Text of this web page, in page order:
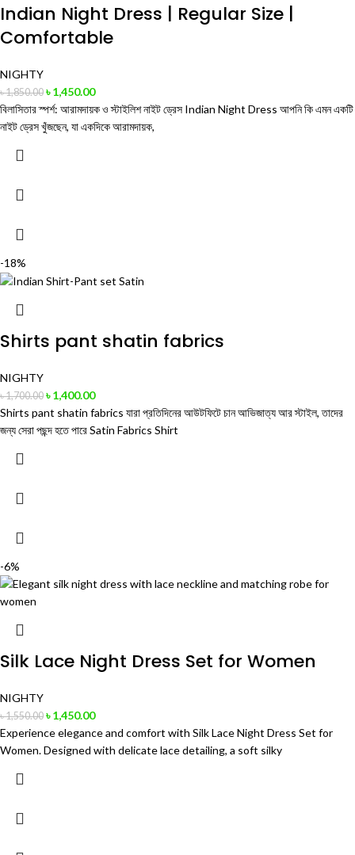
Indian Night Dress | Regular Size |
Comfortable
NIGHTY
৳1,850.00 ৳1,450.00
বিলাসিতার স্পর্শ: আরামদায়ক ও স্টাইলিশ নাইট ড্রেস Indian Night Dress আপনি কি এমন একটি
নাইট ড্রেস খুঁজছেন, যা একদিকে আরামদায়ক,
-18%
Shirts pant shatin fabrics
NIGHTY
৳1,700.00 ৳1,400.00
Shirts pant shatin fabrics যারা প্রতিদিনের আউটফিটে চান আভিজাত্য আর স্টাইল, তাদের
জন্য সেরা পছন্দ হতে পারে Satin Fabrics Shirt
-6%
Silk Lace Night Dress Set for Women
NIGHTY
৳1,550.00 ৳1,450.00
Experience elegance and comfort with Silk Lace Night Dress Set for
Women. Designed with delicate lace detailing, a soft silky